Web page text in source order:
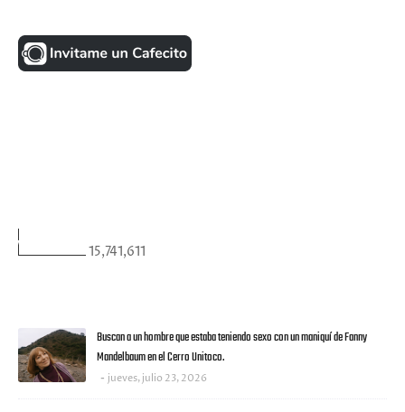
15,741,611
Buscan a un hombre que estaba teniendo sexo con un maniquí de Fanny
Mandelbaum en el Cerro Unitoco.
jueves, julio 23, 2026